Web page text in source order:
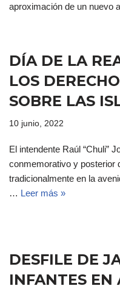
aproximación de un nuevo
DÍA DE LA
LOS
SOBRE LAS
10 junio, 2022
El intendente Raúl “Chuli”
conmemorativo y posterior
tradicionalmente en la
… Leer más »
DESFILE DE
INFANTES EN